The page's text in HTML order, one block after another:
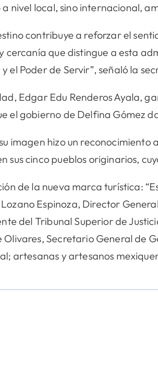
nivel local, sino internacional,
contribuye a reforzar el
cercanía que distingue a esta
el Poder de Servir”, señaló la
Edgar Edu Renderos Ayala,
el gobierno de Delfina Gómez
imagen hizo un
sus cinco pueblos originarios,
de la nueva marca turística:
Espinoza, Director
del Tribunal Superior de
Secretario General de
artesanas y artesanos